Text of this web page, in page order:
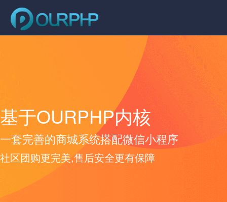
基于OURPHP内核
一套完善的商城系统搭配微信小程序
社区团购更完美,售后安全更有保障